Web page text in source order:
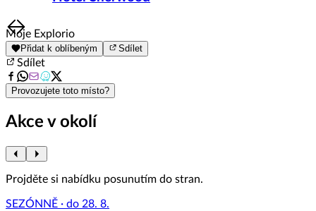
Item
1
of
8
Moje Explorio
Přidat k oblíbeným Sdílet
Sdílet
Provozujete toto místo?
Akce v okolí
Projděte si nabídku posunutím do stran.
SEZÓNNĚ · do 28. 8.